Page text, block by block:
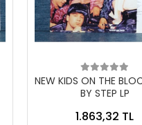
NEW KIDS ON THE
BY STEP LP
1.863,32 TL